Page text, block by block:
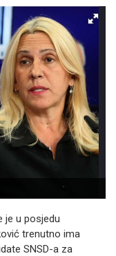
je u posjedu
trenutno ima
SNSD-a za